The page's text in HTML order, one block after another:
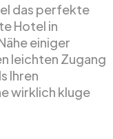
das perfekte
Hotel in
einiger
leichten Zugang
Ihren
wirklich kluge